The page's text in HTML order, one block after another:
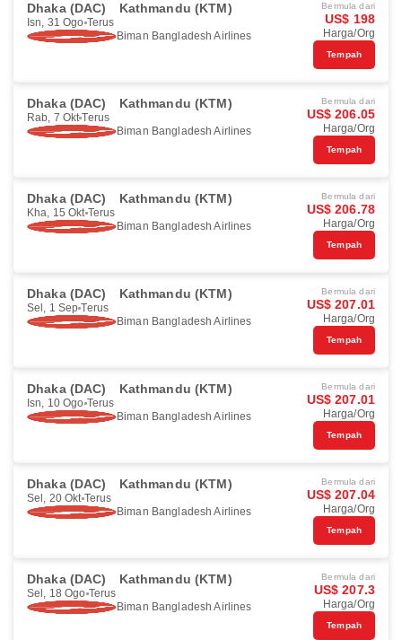
Dhaka (DAC) Kathmandu (KTM)
Isn, 31 Ogo Terus
Biman Bangladesh Airlines
Bermula dari
US$ 198
Harga/Org
Tempah
Dhaka (DAC) Kathmandu (KTM)
Rab, 7 Okt Terus
Biman Bangladesh Airlines
Bermula dari
US$ 206.05
Harga/Org
Tempah
Dhaka (DAC) Kathmandu (KTM)
Kha, 15 Okt Terus
Biman Bangladesh Airlines
Bermula dari
US$ 206.78
Harga/Org
Tempah
Dhaka (DAC) Kathmandu (KTM)
Sel, 1 Sep Terus
Biman Bangladesh Airlines
Bermula dari
US$ 207.01
Harga/Org
Tempah
Dhaka (DAC) Kathmandu (KTM)
Isn, 10 Ogo Terus
Biman Bangladesh Airlines
Bermula dari
US$ 207.01
Harga/Org
Tempah
Dhaka (DAC) Kathmandu (KTM)
Sel, 20 Okt Terus
Biman Bangladesh Airlines
Bermula dari
US$ 207.04
Harga/Org
Tempah
Dhaka (DAC) Kathmandu (KTM)
Sel, 18 Ogo Terus
Biman Bangladesh Airlines
Bermula dari
US$ 207.3
Harga/Org
Tempah